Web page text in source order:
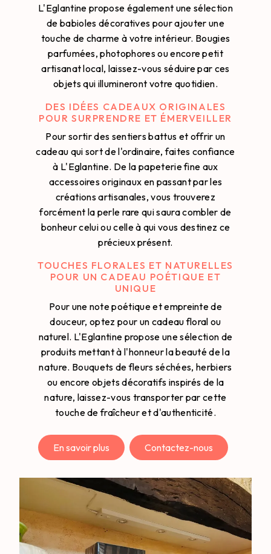
L'Eglantine propose également une sélection
de babioles décoratives pour ajouter une
touche de charme à votre intérieur. Bougies
parfumées, photophores ou encore petit
artisanat local, laissez-vous séduire par ces
objets qui illumineront votre quotidien.
DES IDÉES CADEAUX ORIGINALES
POUR SURPRENDRE ET ÉMERVEILLER
Pour sortir des sentiers battus et offrir un
cadeau qui sort de l'ordinaire, faites confiance
à L'Eglantine. De la papeterie fine aux
accessoires originaux en passant par les
créations artisanales, vous trouverez
forcément la perle rare qui saura combler de
bonheur celui ou celle à qui vous destinez ce
précieux présent.
TOUCHES FLORALES ET NATURELLES
POUR UN CADEAU POÉTIQUE ET
UNIQUE
Pour une note poétique et empreinte de
douceur, optez pour un cadeau floral ou
naturel. L'Eglantine propose une sélection de
produits mettant à l'honneur la beauté de la
nature. Bouquets de fleurs séchées, herbiers
ou encore objets décoratifs inspirés de la
nature, laissez-vous transporter par cette
touche de fraîcheur et d'authenticité.
En savoir plus Contactez-nous